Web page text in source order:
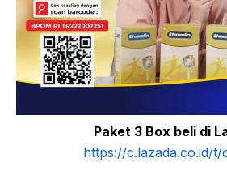
Paket 3 Box beli di
https://c.lazada.co.id/t/